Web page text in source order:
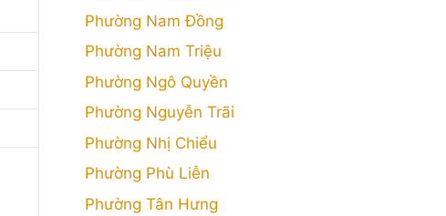
Phường Nam Đồng
Phường Nam Triệu
Phường Ngô Quyền
Phường Nguyễn Trãi
Phường Nhị Chiểu
Phường Phù Liễn
Phường Tân Hưng